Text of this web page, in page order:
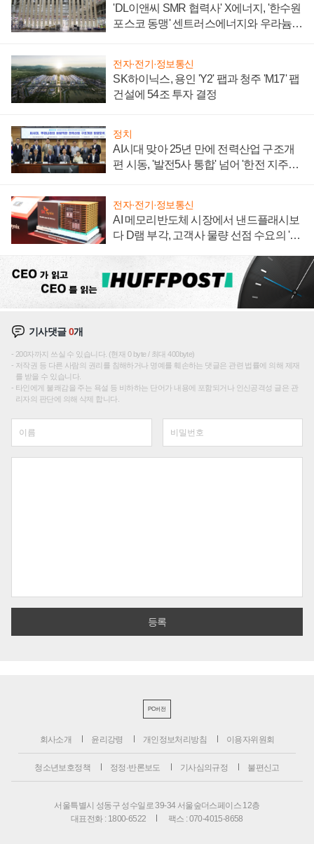
'DL이앤씨 SMR 협력사' X에너지, '한수원
포스코 동맹' 센트러스에너지와 우라늄
전자·전기·정보통신
SK하이닉스, 용인 'Y2' 팹과 청주 'M17' 팹
건설에 54조 투자 결정
정치
AI시대 맞아 25년 만에 전력산업 구조개
편 시동, '발전5사 통합' 넘어 '한전 지주사'
전자·전기·정보통신
AI 메모리반도체 시장에서 낸드플래시보
다 D램 부각, 고객사 물량 선점 수요의 '우
기사댓글0개
200자까지 쓰실 수 있습니다. (현재 0 byte / 최대 400byte)
저작권 등 다른 사람의 권리를 침해하거나 명예를 훼손하는 댓글은 관련 법률에 의해 제재
를 받을 수 있습니다.
타인에게 불쾌감을 주는 욕설 등 비하하는 단어가 내용에 포함되거나 인신공격성 글은 관
리자의 판단에 의해 삭제 합니다.
PC버전
회사소개 윤리강령 개인정보처리방침 이용자위원회
청소년보호정책 정정·반론보도 기사심의규정 불편신고
서울특별시 성동구 성수일로 39-34 서울숲더스페이스 12층
대표전화 : 1800-6522
팩스 : 070-4015-8658